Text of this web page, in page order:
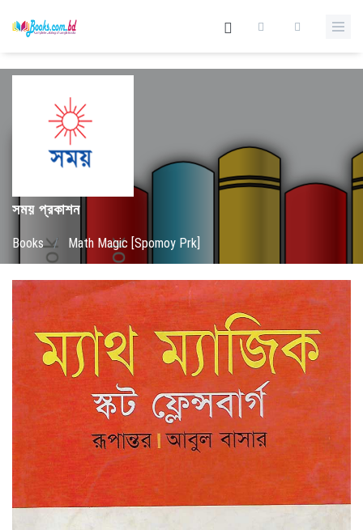
সময় প্রকাশন
Books / Math Magic [Spomoy Prk]